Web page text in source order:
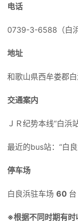
电话
0739-3-6588（白
地址
和歌山県西牟娄郡白
交通案内
ＪＲ纪势本线“白浜